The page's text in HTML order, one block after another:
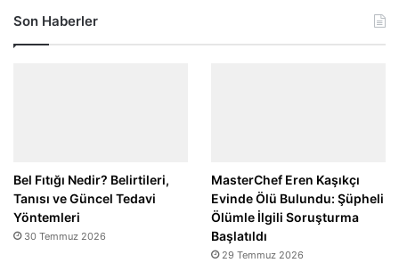
Son Haberler
Bel Fıtığı Nedir? Belirtileri,
Tanısı ve Güncel Tedavi
Yöntemleri
30 Temmuz 2026
MasterChef Eren Kaşıkçı
Evinde Ölü Bulundu: Şüpheli
Ölümle İlgili Soruşturma
Başlatıldı
29 Temmuz 2026